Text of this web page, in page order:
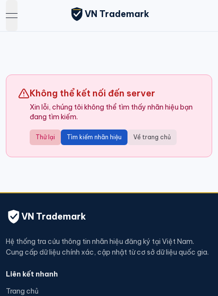
open navigation menu
VN Trademark
Không thể kết nối đến server
Xin lỗi, chúng tôi không thể tìm thấy nhãn hiệu bạn
đang tìm kiếm.
Thử lại Tìm kiếm nhãn hiệu Về trang chủ
VN Trademark
Hệ thống tra cứu thông tin nhãn hiệu đăng ký tại Việt Nam.
Cung cấp dữ liệu chính xác, cập nhật từ cơ sở dữ liệu quốc gia.
Liên kết nhanh
Trang chủ